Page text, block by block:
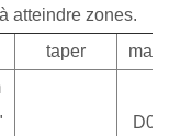
atteindre zones.
taper